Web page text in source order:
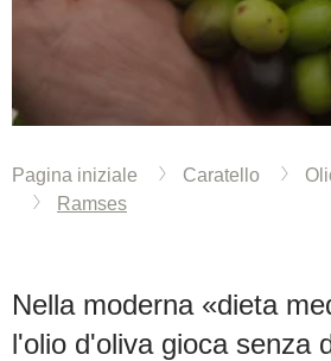
Pagina iniziale Caratello
Ramses
Nella moderna «dieta
l'olio d'oliva gioca senza